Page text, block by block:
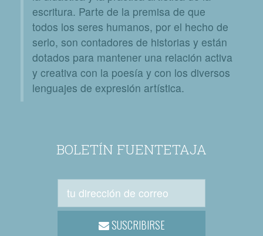
escritura. Parte de la premisa de que
todos los seres humanos, por el hecho de
serlo, son contadores de historias y están
dotados para mantener una relación activa
y creativa con la poesía y con los diversos
lenguajes de expresión artística.
BOLETÍN FUENTETAJA
SUSCRIBIRSE